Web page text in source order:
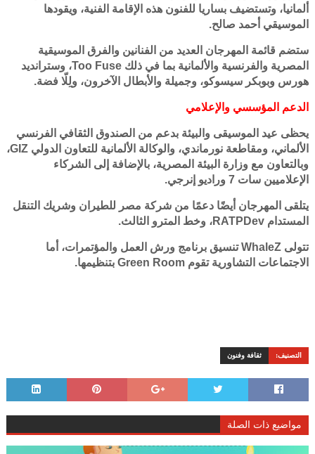
ألمانيا، وتستضيف بساريا للفنون هذه الإقامة الفنية، ويقودها
الموسيقي أحمد صالح.
ستضم قائمة المهرجان العديد من الفنانين والفرق الموسيقية
المصرية والفرنسية والألمانية بما في ذلك Too Fuse، وسترانديد
هورس وبوبكر سيسوكو، وجميلة والأبطال الآخرون، ولِلّا فضة.
الدعم المؤسسي والإعلامي
يحظى عيد الموسيقى والبيئة بدعم من الصندوق الثقافي الفرنسي
الألماني، ومقاطعة نورماندي، والوكالة الألمانية للتعاون الدولي GIZ،
وبالتعاون مع وزارة البيئة المصرية، بالإضافة إلى الشركاء
الإعلاميين سات 7 وراديو إنرجي.
يتلقى المهرجان أيضًا دعمًا من شركة مصر للطيران وشريك التنقل
المستدام RATPDev، وخط المترو الثالث.
تتولى WhaleZ تنسيق برنامج ورش العمل والمؤتمرات، أما
الاجتماعات التشاورية تقوم Green Room بتنظيمها.
التصنيف: ثقافة وفنون
مواضيع ذات الصلة